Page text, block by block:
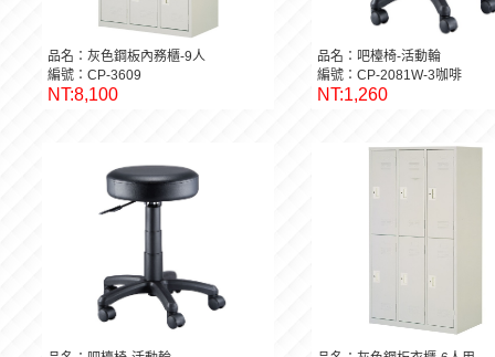
品名：灰色鋼板內務櫃-9人
編號：CP-3609
NT:8,100
品名：吧檯椅-活動輪
編號：CP-2081W-3咖啡
NT:1,260